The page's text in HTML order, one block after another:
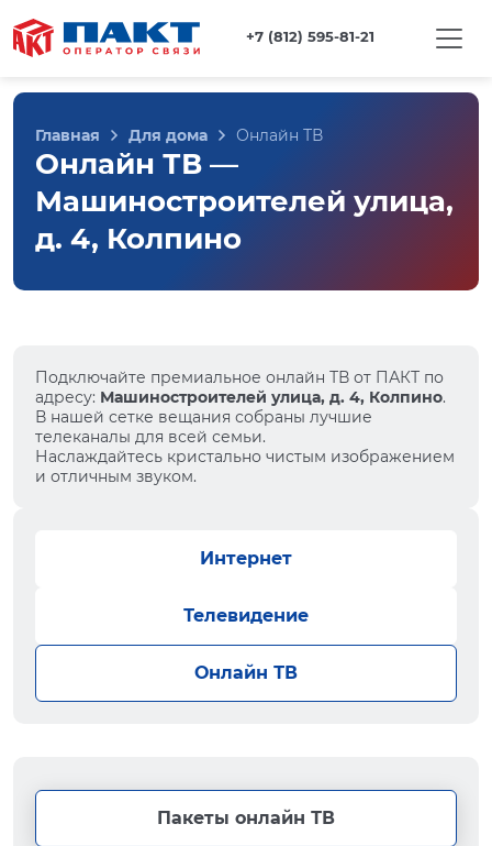
+7 (812) 595-81-21
Главная Для дома Онлайн ТВ
Онлайн ТВ —
Машиностроителей улица,
д. 4, Колпино
Подключайте премиальное онлайн ТВ от ПАКТ по
адресу: Машиностроителей улица, д. 4, Колпино.
В нашей сетке вещания собраны лучшие
телеканалы для всей семьи.
Наслаждайтесь кристально чистым изображением
и отличным звуком.
Интернет
Телевидение
Онлайн ТВ
Пакеты онлайн ТВ